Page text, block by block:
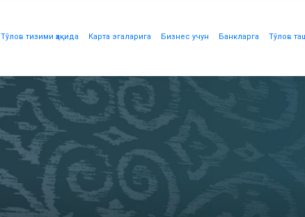
Тўлов тизими ҳақида Карта эгаларига Бизнес учун Банкларга Тўлов